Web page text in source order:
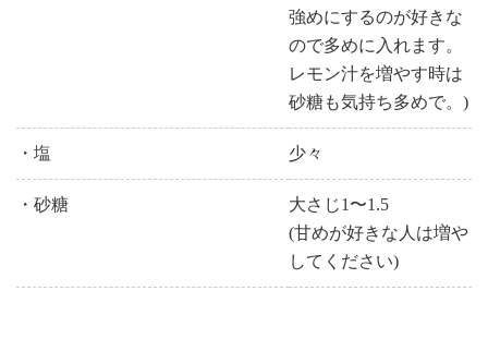
強めにするのが好きな
ので多めに入れます。
レモン汁を増やす時は
砂糖も気持ち多めで。)
・塩 少々
・砂糖
大さじ1〜1.5
(甘めが好きな人は増や
してください)